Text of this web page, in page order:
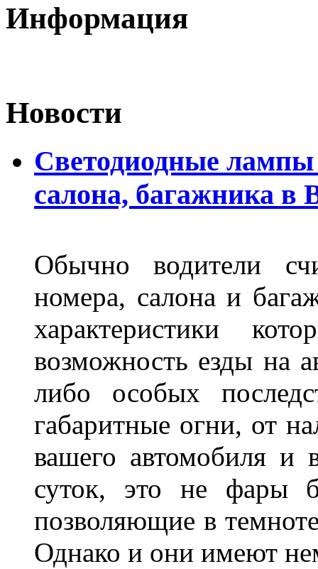
Информация
Новости
Светодиодные лампы
салона, багажника в
Обычно водители
номера, салона и
характеристики
возможность езды на
либо особых
габаритные огни, от
вашего автомобиля и
суток, это не фары
позволяющие в
Однако и они имеют